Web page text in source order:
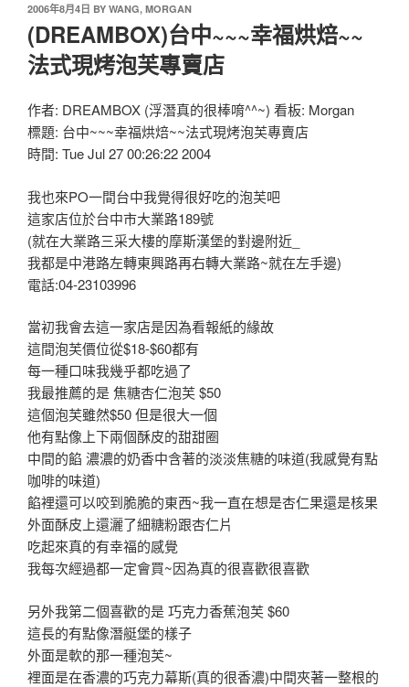
2006年8月4日 BY WANG, MORGAN
(DREAMBOX)台中~~~幸福烘焙~~
法式現烤泡芙專賣店
作者: DREAMBOX (浮潛真的很棒唷^^~) 看板: Morgan
標題: 台中~~~幸福烘焙~~法式現烤泡芙專賣店
時間: Tue Jul 27 00:26:22 2004
我也來PO一間台中我覺得很好吃的泡芙吧
這家店位於台中市大業路189號
(就在大業路三采大樓的摩斯漢堡的對邊附近_
我都是中港路左轉東興路再右轉大業路~就在左手邊)
電話:04-23103996
當初我會去這一家店是因為看報紙的緣故
這間泡芙價位從$18-$60都有
每一種口味我幾乎都吃過了
我最推薦的是 焦糖杏仁泡芙 $50
這個泡芙雖然$50 但是很大一個
他有點像上下兩個酥皮的甜甜圈
中間的餡 濃濃的奶香中含著的淡淡焦糖的味道(我感覺有點
咖啡的味道)
餡裡還可以咬到脆脆的東西~我一直在想是杏仁果還是核果
外面酥皮上還灑了細糖粉跟杏仁片
吃起來真的有幸福的感覺
我每次經過都一定會買~因為真的很喜歡很喜歡
另外我第二個喜歡的是 巧克力香蕉泡芙 $60
這長的有點像潛艇堡的樣子
外面是軟的那一種泡芙~
裡面是在香濃的巧克力幕斯(真的很香濃)中間夾著一整根的